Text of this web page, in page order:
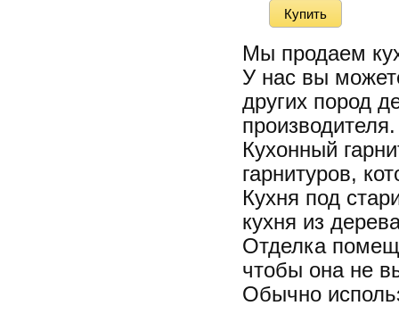
Мы продаем
У нас вы
других пород
производителя.
Кухонный
гарнитуров,
Кухня под
кухня из
Отделка
чтобы она не
Обычно